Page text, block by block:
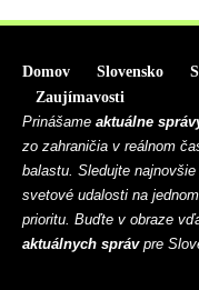
Domov Slovensko
Zaujímavosti
Prinášame aktuálne
zo zahraničia v reálnom
balastu. Sledujte
svetové udalosti na
prioritu. Buďte v obraze
aktuálnych správpre